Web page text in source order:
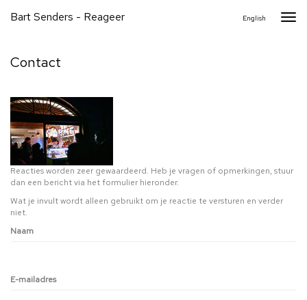
Bart Senders - Reageer English
Contact
Reacties worden zeer gewaardeerd. Heb je vragen of opmerkingen, stuur
dan een bericht via het formulier hieronder.
Wat je invult wordt alleen gebruikt om je reactie te versturen en verder
niet.
Naam
E-mailadres